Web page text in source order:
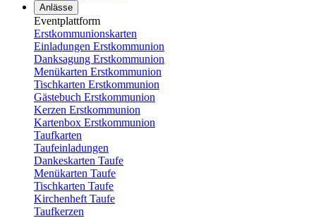
Anlässe
Eventplattform
Erstkommunionskarten
Einladungen Erstkommunion
Danksagung Erstkommunion
Menükarten Erstkommunion
Tischkarten Erstkommunion
Gästebuch Erstkommunion
Kerzen Erstkommunion
Kartenbox Erstkommunion
Taufkarten
Taufeinladungen
Dankeskarten Taufe
Menükarten Taufe
Tischkarten Taufe
Kirchenheft Taufe
Taufkerzen